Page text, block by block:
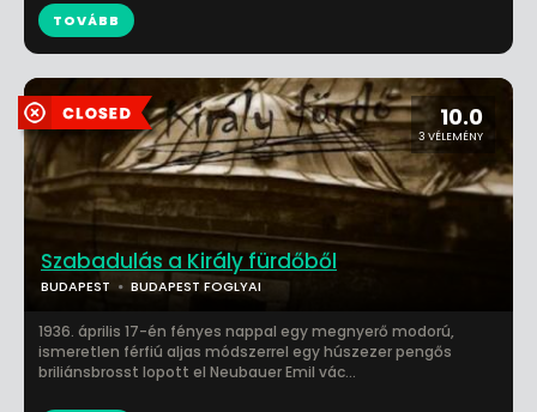
TOVÁBB
10.0
3 VÉLEMÉNY
Szabadulás a Király fürdőből
BUDAPEST BUDAPEST FOGLYAI
1936. április 17-én fényes nappal egy megnyerő modorú,
ismeretlen férfiú aljas módszerrel egy húszezer pengős
briliánsbrosst lopott el Neubauer Emil vác...